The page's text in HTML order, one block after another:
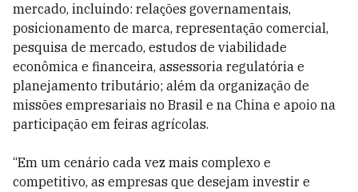
mercado, incluindo: relações governamentais,
posicionamento de marca, representação comercial,
pesquisa de mercado, estudos de viabilidade
econômica e financeira, assessoria regulatória e
planejamento tributário; além da organização de
missões empresariais no Brasil e na China e apoio na
participação em feiras agrícolas.
“Em um cenário cada vez mais complexo e
competitivo, as empresas que desejam investir e